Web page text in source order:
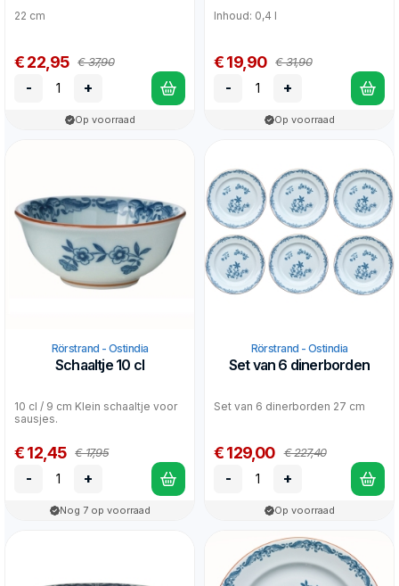
22 cm
€ 22,95 € 37,90
- +
Op voorraad
Inhoud: 0,4 l
€ 19,90 € 31,90
- +
Op voorraad
Rörstrand - Ostindia
Schaaltje 10 cl
10 cl / 9 cm Klein schaaltje voor
sausjes.
€ 12,45 € 17,95
- +
Nog 7 op voorraad
Rörstrand - Ostindia
Set van 6 dinerborden
Set van 6 dinerborden 27 cm
€ 129,00 € 227,40
- +
Op voorraad